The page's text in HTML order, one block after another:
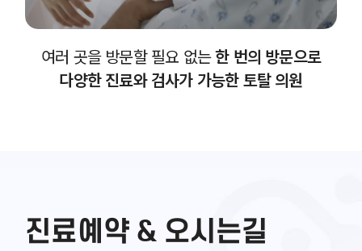
여러 곳을 방문할 필요 없는한 번의 방문으로
다양한 진료와 검사가 가능한 토탈 의원
진료예약 & 오시는길